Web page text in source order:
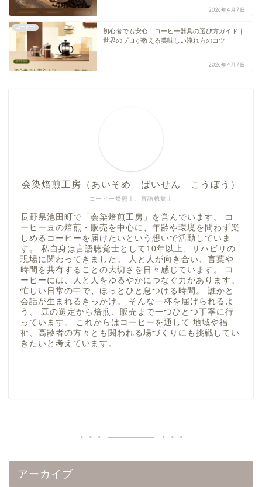
2026年4月7日
コーヒー
初心者でも安心！コーヒー器具の選び方ガイド｜
世界のプロが教える美味しい淹れ方のコツ
2026年4月7日
コーヒー焙煎士、言語聴覚士
会染焙煎工房（あいそめ ばいせん こうぼう）
長野県池田町で「会染焙煎工房」を営んでいます。 コ
ーヒー豆の焙煎・販売を中心に、年齢や環境を問わず楽
しめるコーヒーを届けたいという想いで活動していま
す。 私自身は言語聴覚士として10年以上、リハビリの
現場に関わってきました。 人と人が向き合い、言葉や
時間を共有することの大切さを日々感じています。 コ
ーヒーには、人と人をゆるやかにつなぐ力があります。
忙しい日常の中で、ほっとひと息つける時間。 誰かと
会話が生まれるきっかけ。 そんな一杯を届けられるよ
う、 豆の選定から焙煎、販売まで一つひとつ丁寧に行
っています。 これからはコーヒーを通して 地域や福
祉、高齢者の方々とも関われる場づくりにも挑戦してい
きたいと考えています。
アーカイブ